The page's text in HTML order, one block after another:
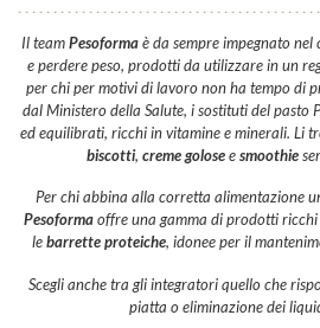
Il teamPesoformaè da sempre impegnato
e perdere peso, prodotti da utilizzare in un
per chi per motivi di lavoro non ha tempo di
dal Ministero della Salute, i sostituti del pasto
ed equilibrati, ricchi in vitamine e minerali. Li
biscotti, creme goloseesmoothie
Per chi abbina alla corretta alimentazione
Pesoformaoffre una gamma di prodotti
lebarrette proteiche, idonee per il
Scegli anche tra gli integratori quello che
piatta o eliminazione dei